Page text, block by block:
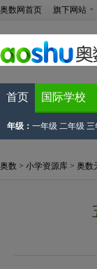
奥数网首页 旗下网站
首页 国际学校
年级： 一年级 二年级 三
奥数 > 小学资源库 > 奥数